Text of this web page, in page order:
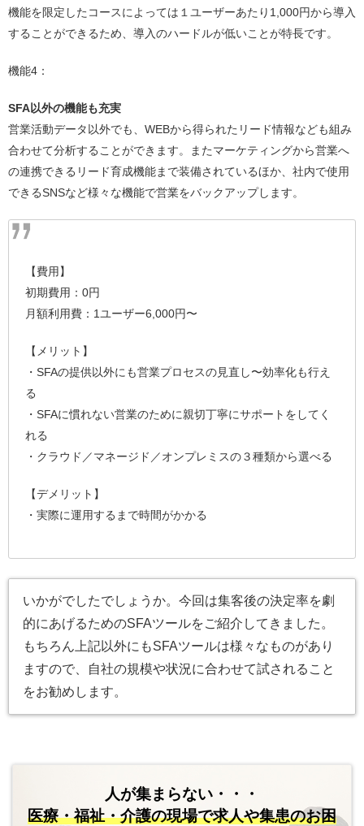
機能を限定したコースによっては１ユーザーあたり1,000円から導入
することができるため、導入のハードルが低いことが特長です。
機能4：
SFA以外の機能も充実
営業活動データ以外でも、WEBから得られたリード情報なども組み
合わせて分析することができます。またマーケティングから営業へ
の連携できるリード育成機能まで装備されているほか、社内で使用
できるSNSなど様々な機能で営業をバックアップします。
【費用】
初期費用：0円
月額利用費：1ユーザー6,000円〜
【メリット】
・SFAの提供以外にも営業プロセスの見直し〜効率化も行え
る
・SFAに慣れない営業のために親切丁寧にサポートをしてく
れる
・クラウド／マネージド／オンプレミスの３種類から選べる
【デメリット】
・実際に運用するまで時間がかかる
いかがでしたでしょうか。今回は集客後の決定率を劇
的にあげるためのSFAツールをご紹介してきました。
もちろん上記以外にもSFAツールは様々なものがあり
ますので、自社の規模や状況に合わせて試されること
をお勧めします。
人が集まらない・・・
医療・福祉・介護の現場で求人や集患のお困